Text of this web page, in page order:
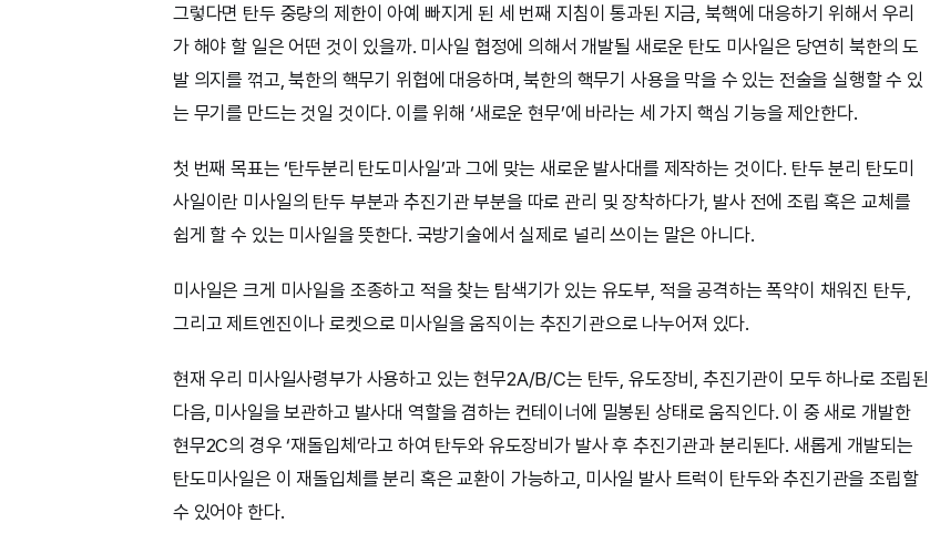
그렇다면 탄두 중량의 제한이 아예 빠지게 된 세 번째 지침이 통과된 지금, 북핵에 대응하기 위해서 우리
가 해야 할 일은 어떤 것이 있을까. 미사일 협정에 의해서 개발될 새로운 탄도 미사일은 당연히 북한의 도
발 의지를 꺾고, 북한의 핵무기 위협에 대응하며, 북한의 핵무기 사용을 막을 수 있는 전술을 실행할 수 있
는 무기를 만드는 것일 것이다. 이를 위해 ‘새로운 현무’에 바라는 세 가지 핵심 기능을 제안한다.
첫 번째 목표는 ‘탄두분리 탄도미사일’과 그에 맞는 새로운 발사대를 제작하는 것이다. 탄두 분리 탄도미
사일이란 미사일의 탄두 부분과 추진기관 부분을 따로 관리 및 장착하다가, 발사 전에 조립 혹은 교체를
쉽게 할 수 있는 미사일을 뜻한다. 국방기술에서 실제로 널리 쓰이는 말은 아니다.
미사일은 크게 미사일을 조종하고 적을 찾는 탐색기가 있는 유도부, 적을 공격하는 폭약이 채워진 탄두,
그리고 제트엔진이나 로켓으로 미사일을 움직이는 추진기관으로 나누어져 있다.
현재 우리 미사일사령부가 사용하고 있는 현무2A/B/C는 탄두, 유도장비, 추진기관이 모두 하나로 조립된
다음, 미사일을 보관하고 발사대 역할을 겸하는 컨테이너에 밀봉된 상태로 움직인다. 이 중 새로 개발한
현무2C의 경우 ‘재돌입체’라고 하여 탄두와 유도장비가 발사 후 추진기관과 분리된다. 새롭게 개발되는
탄도미사일은 이 재돌입체를 분리 혹은 교환이 가능하고, 미사일 발사 트럭이 탄두와 추진기관을 조립할
수 있어야 한다.